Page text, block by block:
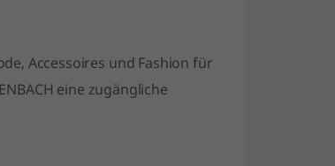
Accessoires und Fashion für
eine zugängliche